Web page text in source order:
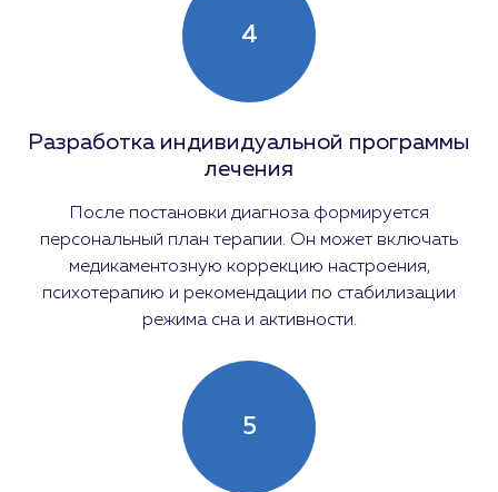
4
Разработка индивидуальной программы
лечения
После постановки диагноза формируется
персональный план терапии. Он может включать
медикаментозную коррекцию настроения,
психотерапию и рекомендации по стабилизации
режима сна и активности.
5